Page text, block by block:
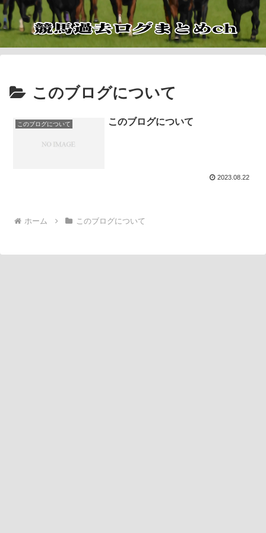
このブログについて
このブログについて このブログについて
2023.08.22
ホーム このブログについて